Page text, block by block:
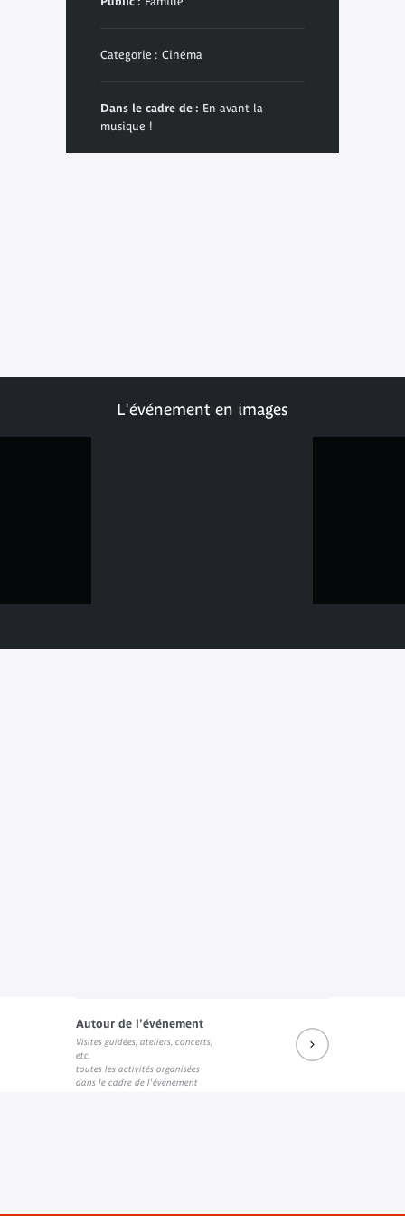
Categorie : Cinéma
Dans le cadre de : En avant la
musique !
L'événement en images
Autour de l'événement
Visites guidées, ateliers, concerts,
etc.
toutes les activités organisées
dans le cadre de l'événement